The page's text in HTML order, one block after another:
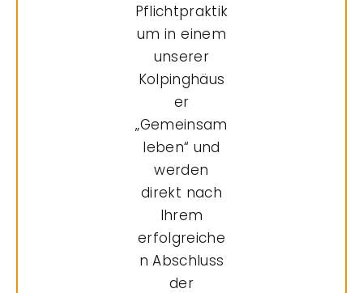
Pflichtpraktik
um in einem
unserer
Kolpinghäus
er
„Gemeinsam
leben“ und
werden
direkt nach
Ihrem
erfolgreiche
n Abschluss
der